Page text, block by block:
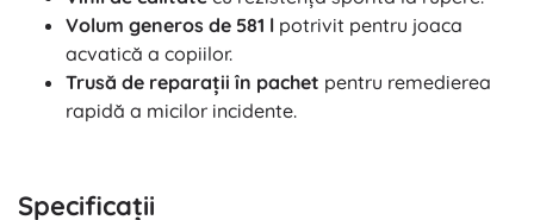
Volum generos de 581 l potrivit pentru joaca
acvatică a copiilor.
Trusă de reparații în pachet pentru remedierea
rapidă a micilor incidente.
Specificații